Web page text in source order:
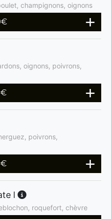
champignons, oignons
€
oignons, poivrons,
€
poivrons,
€
l
roquefort, chèvre